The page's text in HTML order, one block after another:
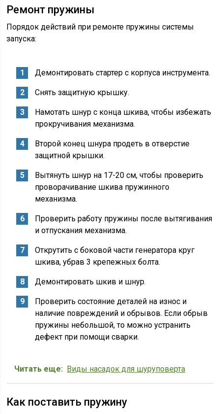
Ремонт пружины
Порядок действий при ремонте пружины системы
запуска:
Демонтировать стартер с корпуса инструмента.
Снять защитную крышку.
Намотать шнур с конца шкива, чтобы избежать
прокручивания механизма.
Второй конец шнура продеть в отверстие
защитной крышки.
Вытянуть шнур на 17-20 см, чтобы проверить
проворачивание шкива пружинного
механизма.
Проверить работу пружины после вытягивания
и отпускания механизма.
Открутить с боковой части генератора круг
шкива, убрав 3 крепежных болта.
Демонтировать шкив и шнур.
Проверить состояние деталей на износ и
наличие повреждений и обрывов. Если обрыв
пружины небольшой, то можно устранить
дефект при помощи сварки.
Читать еще: Виды насадок для шуруповерта
Как поставить пружину